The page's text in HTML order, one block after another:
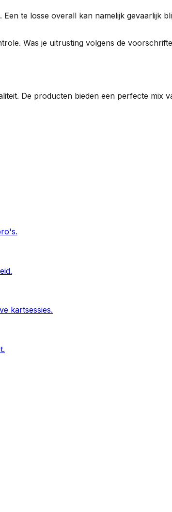
te losse overall kan namelijk gevaarlijk
Was je uitrusting volgens de
De producten bieden een perfecte mix
kartsessies.